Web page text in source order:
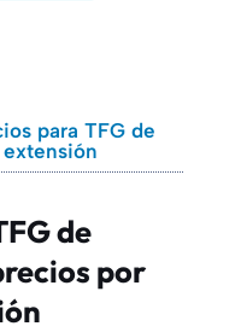
para TFG de
de
por